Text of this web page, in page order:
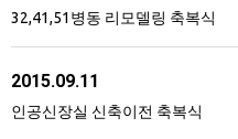
32,41,51병동 리모델링 축복식
2015.09.11
인공신장실 신축이전 축복식